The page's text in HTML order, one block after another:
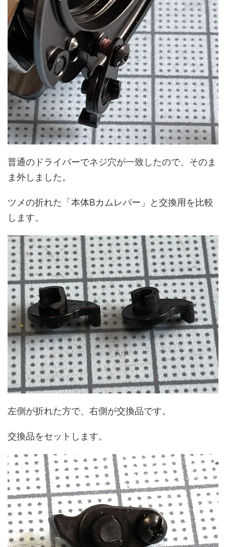
普通のドライバーでネジ穴が一致したので、そのま
ま外しました。
ツメの折れた「本体Bカムレバー」と交換用を比較
します。
左側が折れた方で、右側が交換品です。
交換品をセットします。